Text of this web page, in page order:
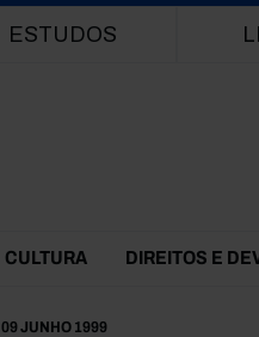
ESTUDOS
CULTURA DIREITOS E
09 JUNHO 1999